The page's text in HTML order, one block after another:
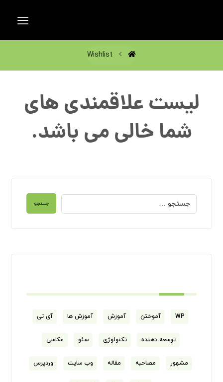
Wishlist
لیست علاقمندی های
شما خالی می باشد.
جستجو
WP آموختن آموزش آموزش ها آی تی
توسعه دهنده تکنولوژی سئو عکاسی
مشهور مصاحبه مقاله وب سایت وردپرس